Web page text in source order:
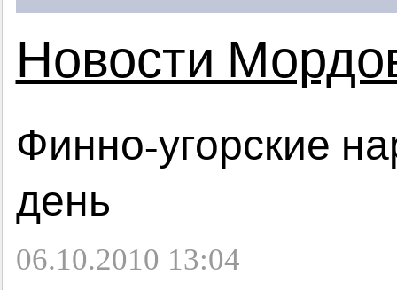
Новости
Финно-угорские
день
06.10.2010 13:04